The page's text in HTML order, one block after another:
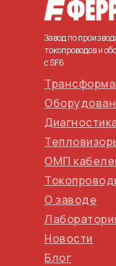
Завод по
токопроводов и
с SF6
О заводе
ОМП
Новости
Блог